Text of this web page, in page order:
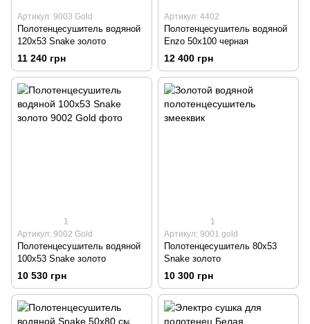
Артикул: 9003 Gold
Полотенцесушитель водяной
120х53 Snake золото
11 240 грн
Артикул: 4402
Полотенцесушитель водяной
Enzo 50х100 черная
12 400 грн
1
Артикул: 9002 Gold
Полотенцесушитель водяной
100х53 Snake золото
10 530 грн
1
Артикул: 9001 gold
Полотенцесушитель 80х53
Snake золото
10 300 грн